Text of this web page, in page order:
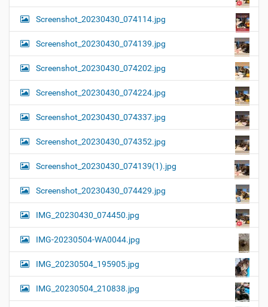
Screenshot_20230430_074114.jpg
Screenshot_20230430_074139.jpg
Screenshot_20230430_074202.jpg
Screenshot_20230430_074224.jpg
Screenshot_20230430_074337.jpg
Screenshot_20230430_074352.jpg
Screenshot_20230430_074139(1).jpg
Screenshot_20230430_074429.jpg
IMG_20230430_074450.jpg
IMG-20230504-WA0044.jpg
IMG_20230504_195905.jpg
IMG_20230504_210838.jpg